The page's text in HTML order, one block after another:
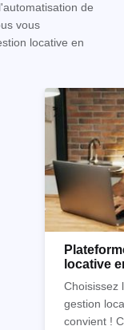
de
vous
locative en
locative
Choisissez
gestion
convient !